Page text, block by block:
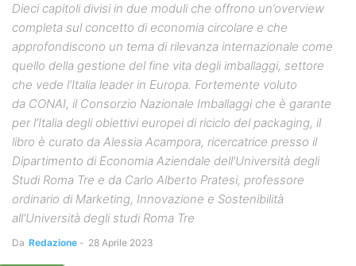
Dieci capitoli divisi in due moduli che offrono un’overview
completa sul concetto di economia circolare e che
approfondiscono un tema di rilevanza internazionale come
quello della gestione del fine vita degli imballaggi, settore
che vede l’Italia leader in Europa. Fortemente voluto
da CONAI, il Consorzio Nazionale Imballaggi che è garante
per l’Italia degli obiettivi europei di riciclo del packaging, il
libro è curato da Alessia Acampora, ricercatrice presso il
Dipartimento di Economia Aziendale dell’Università degli
Studi Roma Tre e da Carlo Alberto Pratesi, professore
ordinario di Marketing, Innovazione e Sostenibilità
all’Università degli studi Roma Tre
Da Redazione - 28 Aprile 2023